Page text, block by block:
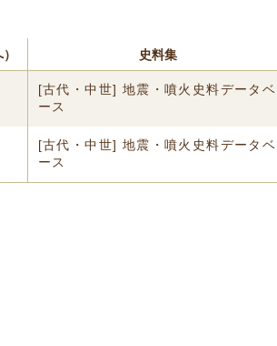
史料集
[古代・中世] 地震・噴火史料データベ
ース
[古代・中世] 地震・噴火史料データベ
ース